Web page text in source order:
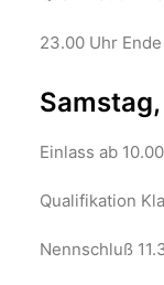
23.00 Uhr
Einlass ab
Qualifikation
Nennschluß